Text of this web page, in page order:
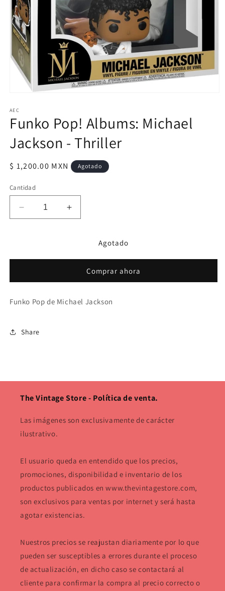
multimedia
1
en
ventana
modal
AEC
Funko Pop! Albums: Michael
Jackson - Thriller
Precio
$ 1,200.00 MXN Agotado
Cantidad
Reducir
cantidad
Jackson
Thriller
Aumentar
cantidad
Michael
Jackson
Thriller
Agotado
Comprar ahora
Funko Pop de Michael Jackson
Share
The Vintage Store - Política de venta.
Las imágenes son exclusivamente de carácter
ilustrativo.
El usuario queda en entendido que los precios,
promociones, disponibilidad e inventario de los
productos publicados en www.thevintagestore.com,
son exclusivos para ventas por internet y será hasta
agotar existencias.
Nuestros precios se reajustan diariamente por lo que
pueden ser susceptibles a errores durante el proceso
de actualización, en dicho caso se contactará al
cliente para confirmar la compra al precio correcto o